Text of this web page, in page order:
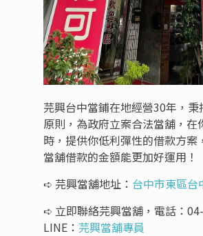
芫興台中當鋪在地經營30年，秉
原則，為政府立案合法當舖，在
時，提供你低利彈性的借款方案
當舖借款的金額能更加好運用！
➪ 芫興當舖地址： 台中市東區台
➪ 立即聯絡芫興當舖，電話：
LINE： 芫興當舖專員